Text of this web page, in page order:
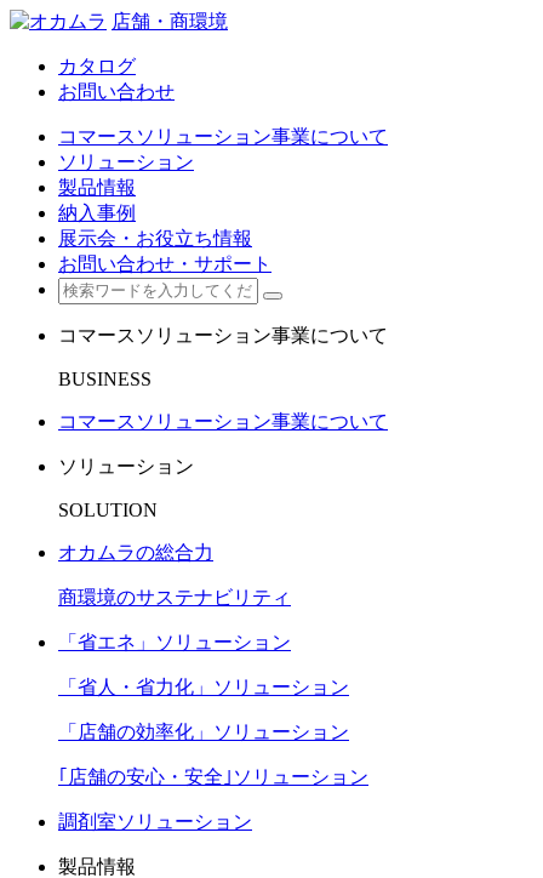
店舗・商環境
カタログ
お問い合わせ
コマースソリューション事業について
ソリューション
製品情報
納入事例
展示会・お役立ち情報
お問い合わせ・サポート
コマースソリューション事業について
BUSINESS
コマースソリューション事業について
ソリューション
SOLUTION
オカムラの総合力
商環境のサステナビリティ
「省エネ」ソリューション
「省人・省力化」ソリューション
「店舗の効率化」ソリューション
｢店舗の安心・安全｣ソリューション
調剤室ソリューション
製品情報